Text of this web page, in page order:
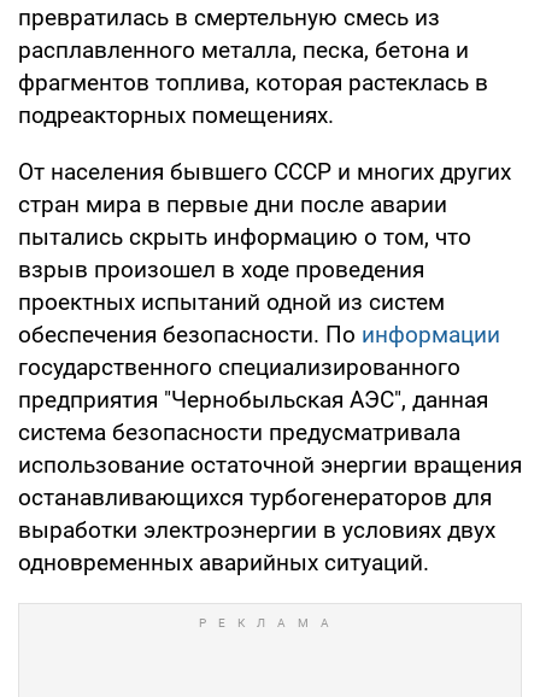
превратилась в смертельную смесь из
расплавленного металла, песка, бетона и
фрагментов топлива, которая растеклась в
подреакторных помещениях.
От населения бывшего СССР и многих других
стран мира в первые дни после аварии
пытались скрыть информацию о том, что
взрыв произошел в ходе проведения
проектных испытаний одной из систем
обеспечения безопасности. По информации
государственного специализированного
предприятия "Чернобыльская АЭС", данная
система безопасности предусматривала
использование остаточной энергии вращения
останавливающихся турбогенераторов для
выработки электроэнергии в условиях двух
одновременных аварийных ситуаций.